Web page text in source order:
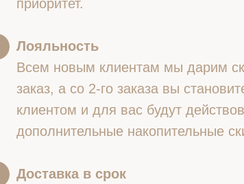
приоритет.
Лояльность
Всем новым клиентам мы дарим
заказ, а со 2-го заказа вы
клиентом и для вас будут
дополнительные накопительные
Доставка в срок